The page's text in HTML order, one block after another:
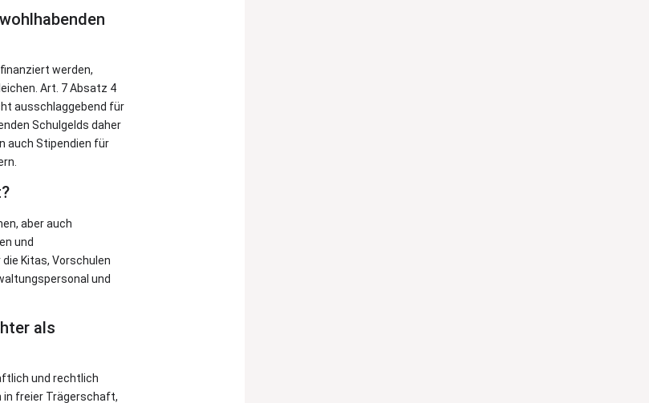
werden,
Art. 7 Absatz 4
ausschlaggebend für
Schulgelds daher
auch Stipendien für
aber auch
und
Kitas, Vorschulen
und
als
und rechtlich
in freier Trägerschaft,